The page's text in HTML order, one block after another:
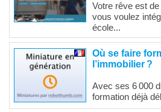
Votre rêve est
vous voulez
école...
Où se faire
l’immobilier ?
Avec ses 6 000
formation déjà